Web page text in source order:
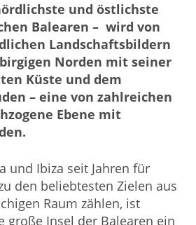
und östlichste
Balearen – wird von
Landschaftsbildern
Norden mit seiner
Küste und dem
– eine von zahlreichen
Ebene mit
und Ibiza seit Jahren für
den beliebtesten Zielen aus
Raum zählen, ist
große Insel der Balearen ein